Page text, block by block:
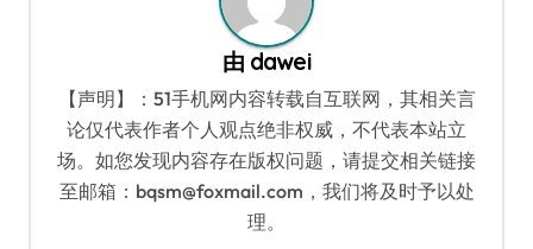
由 dawei
【声明】：51手机网内容转载自互联网，其相关言
论仅代表作者个人观点绝非权威，不代表本站立
场。如您发现内容存在版权问题，请提交相关链接
至邮箱：bqsm@foxmail.com，我们将及时予以处
理。